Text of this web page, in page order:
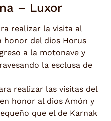
– Luxor
realizar la visita al
honor del dios Horus
a la motonave y
la esclusa de
realizar las visitas del
honor al dios Amón y
que el de Karnak